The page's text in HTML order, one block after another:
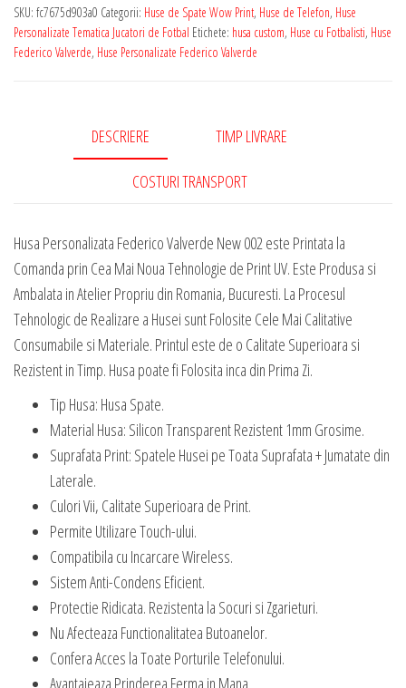
Personalizata
cu
SKU: fc7675d903a0 Categorii: Huse de Spate Wow Print, Huse de Telefon, Huse
Personalizate Tematica Jucatori de Fotbal Etichete: husa custom, Huse cu Fotbalisti, Huse
Federico Valverde, Huse Personalizate Federico Valverde
DESCRIERE TIMP LIVRARE
COSTURI TRANSPORT
Husa Personalizata Federico Valverde New 002 este Printata la
Comanda prin Cea Mai Noua Tehnologie de Print UV. Este Produsa si
Ambalata in Atelier Propriu din Romania, Bucuresti. La Procesul
Tehnologic de Realizare a Husei sunt Folosite Cele Mai Calitative
Consumabile si Materiale. Printul este de o Calitate Superioara si
Rezistent in Timp. Husa poate fi Folosita inca din Prima Zi.
Tip Husa: Husa Spate.
Material Husa: Silicon Transparent Rezistent 1mm Grosime.
Suprafata Print: Spatele Husei pe Toata Suprafata + Jumatate din
Laterale.
Culori Vii, Calitate Superioara de Print.
Permite Utilizare Touch-ului.
Compatibila cu Incarcare Wireless.
Sistem Anti-Condens Eficient.
Protectie Ridicata. Rezistenta la Socuri si Zgarieturi.
Nu Afecteaza Functionalitatea Butoanelor.
Confera Acces la Toate Porturile Telefonului.
Avantajeaza Prinderea Ferma in Mana.